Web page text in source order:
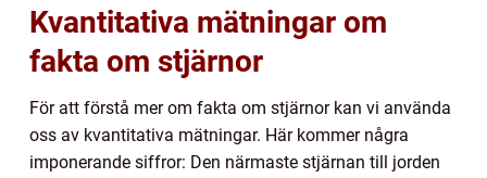
Kvantitativa mätningar om
fakta om stjärnor
För att förstå mer om fakta om stjärnor kan vi använda
oss av kvantitativa mätningar. Här kommer några
imponerande siffror: Den närmaste stjärnan till jorden